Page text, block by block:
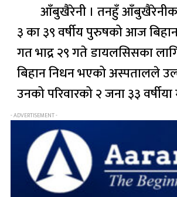
आँबुखैरेनी । तनहुँ
३ का ३९ वर्षीय पुरुषको आज
गत भाद्र २९ गते डायलसिसका
बिहान निधन भएको अस्पतालले
उनको परिवारको २ जना ३३
- ADVERTISEMENT -